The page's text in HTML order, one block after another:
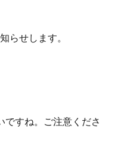
らせします。
ですね。ご注意くださ